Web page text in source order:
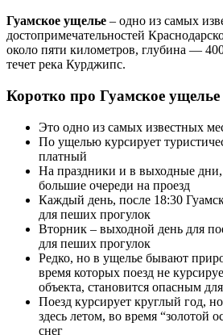
Гуамское ущелье – одно из самых
достопримечательностей
около пяти километров, глубина —
течет река Курджипс.
Коротко про Гуамское ущелье
Это одно из самых известных
По ущелью курсирует
платный
На праздники и в выходные дни,
большие очереди на проезд
Каждый день, после 18:30
для пеших прогулок
Вторник – выходной день для
для пеших прогулок
Редко, но в ущелье бывают
время которых поезд не
объекта, становится опасным
Поезд курсирует круглый год,
здесь летом, во время “золотой
снег